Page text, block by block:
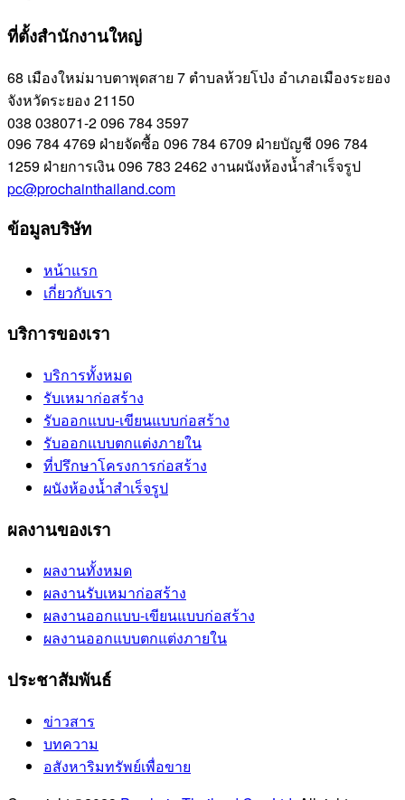
ที่ตั้งสำนักงานใหญ่
68 เมืองใหม่มาบตาพุดสาย 7 ตำบลห้วยโป่ง อำเภอเมืองระยอง
จังหวัดระยอง 21150
038 038071-2096 784 3597
096 784 4769 ฝ่ายจัดซื้อ 096 784 6709 ฝ่ายบัญชี 096 784
1259 ฝ่ายการเงิน096 783 2462 งานผนังห้องน้ำสำเร็จรูป
pc@prochainthailand.com
ข้อมูลบริษัท
หน้าแรก
เกี่ยวกับเรา
บริการของเรา
บริการทั้งหมด
รับเหมาก่อสร้าง
รับออกแบบ-เขียนแบบก่อสร้าง
รับออกแบบตกแต่งภายใน
ที่ปรึกษาโครงการก่อสร้าง
ผนังห้องน้ำสำเร็จรูป
ผลงานของเรา
ผลงานทั้งหมด
ผลงานรับเหมาก่อสร้าง
ผลงานออกแบบ-เขียนแบบก่อสร้าง
ผลงานออกแบบตกแต่งภายใน
ประชาสัมพันธ์
ข่าวสาร
บทความ
อสังหาริมทรัพย์เพื่อขาย